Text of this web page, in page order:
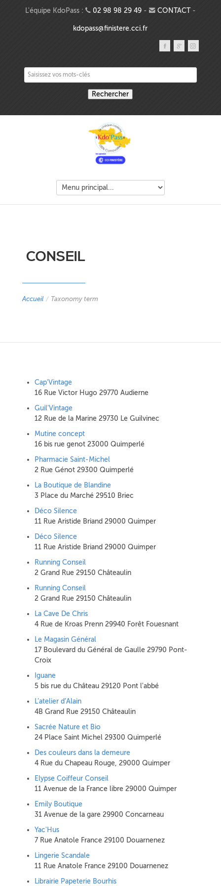
Aller au contenu principal
L'équipe KdoPass : 02 98 98 29 49- CONTACT-
kdopass@finistere.cci.fr
Saisissez vos mots-clés
CONSEIL
Accueil / Taxonomy term
Cap'Vintage
16 Rue Victor Hugo 29770 Audierne
Guil'Vintage
12 Rue de la Marine 29730 Le Guilvinec
Mutine concept
16 bis rue genot 23000 Quimperlé
Pharmacie Saint-Michel
2 Rue Génot 29300 Quimperlé
La Boutique de Blandine
3 Place du Marché 29510 Briec
Déco Silence
11 Rue Aristide Briand 29000 Quimper
Déco Silence
11 Rue Aristide Briand 29000 Quimper
Running Conseil
2 Grand Rue 29150 Châteaulin
Running Conseil
2 Grand Rue 29150 Châteaulin
La Cave De Chris
4 Rue de Kroas Prenn 29940 Forêt Fouesnant
Le Magasin Général
17 Boulevard du Général de Gaulle 29790 Pont-
Croix
Iguane
5 bis rue du Château 29120 Pont l'abbé
L’atelier d’Alain
4B Grand Rue 29150 Châteaulin
Sacrée Nature et Bio
24 Place Saint Michel 29300 Quimperlé
Des couleurs dans la demeure
4 Rue du Chapeau Rouge, 29000 Quimper
Elypse Coiffeur Conseil
11 Avenue de la France libre 29000 Quimper
Emily Boutique
31 Avenue de la gare 29900 Concarneau
Yac'Hus
7 Rue Anatole France 29100 Douarnenez
Lingerie Scandale
11 Rue Anatole France 29100 Douarnenez
Librairie Papeterie Bourhis